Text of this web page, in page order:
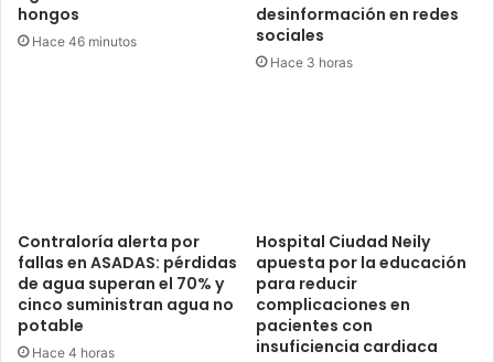
hongos
Hace 46 minutos
desinformación en redes
sociales
Hace 3 horas
Contraloría alerta por
fallas en ASADAS: pérdidas
de agua superan el 70% y
cinco suministran agua no
potable
Hace 4 horas
Hospital Ciudad Neily
apuesta por la educación
para reducir
complicaciones en
pacientes con
insuficiencia cardiaca